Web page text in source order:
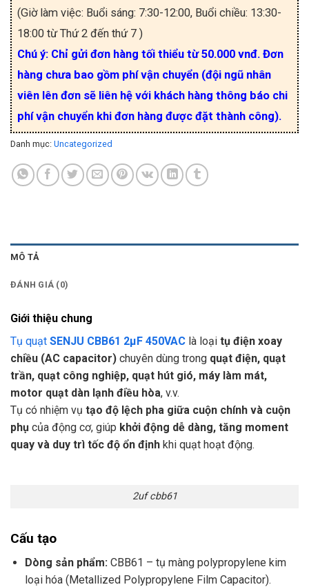
(Giờ làm việc: Buổi sáng: 7:30-12:00, Buổi chiều: 13:30-
18:00 từ Thứ 2 đến thứ 7 )
Chú ý: Chỉ gửi đơn hàng tối thiểu từ 50.000 vnđ. Đơn
hàng chưa bao gồm phí vận chuyển (đội ngũ nhân
viên lên đơn sẽ liên hệ với khách hàng thông báo chi
phí vận chuyển khi đơn hàng được đặt thành công).
Danh mục: Uncategorized
MÔ TẢ
ĐÁNH GIÁ (0)
Giới thiệu chung
Tụ quạt SENJU CBB61 2µF 450VAC là loại tụ điện xoay
chiều (AC capacitor) chuyên dùng trong quạt điện, quạt
trần, quạt công nghiệp, quạt hút gió, máy làm mát,
motor quạt dàn lạnh điều hòa, v.v.
Tụ có nhiệm vụ tạo độ lệch pha giữa cuộn chính và cuộn
phụ của động cơ, giúp khởi động dễ dàng, tăng moment
quay và duy trì tốc độ ổn định khi quạt hoạt động.
2uf cbb61
Cấu tạo
Dòng sản phẩm: CBB61 – tụ màng polypropylene kim
loại hóa (Metallized Polypropylene Film Capacitor).